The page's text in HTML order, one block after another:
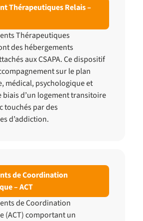
Thérapeutiques Relais –
Thérapeutiques
des hébergements
aux CSAPA. Ce dispositif
sur le plan
médical, psychologique et
biais d’un logement transitoire
touchés par des
d’addiction.
de Coordination
– ACT
de Coordination
(ACT) comportant un